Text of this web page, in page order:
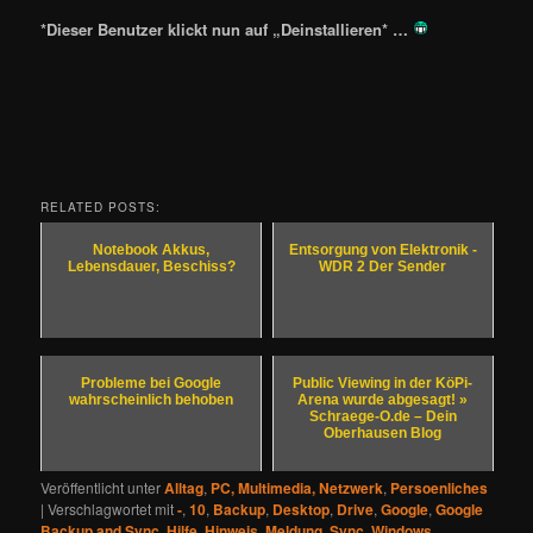
*Dieser Benutzer klickt nun auf „Deinstallieren* …
RELATED POSTS:
Notebook Akkus,
Lebensdauer, Beschiss?
Entsorgung von Elektronik -
WDR 2 Der Sender
Probleme bei Google
wahrscheinlich behoben
Public Viewing in der KöPi-
Arena wurde abgesagt! »
Schraege-O.de – Dein
Oberhausen Blog
Veröffentlicht unterAlltag, PC, Multimedia, Netzwerk, Persoenliches
|Verschlagwortet mit-,10, Backup, Desktop, Drive,Google,Google